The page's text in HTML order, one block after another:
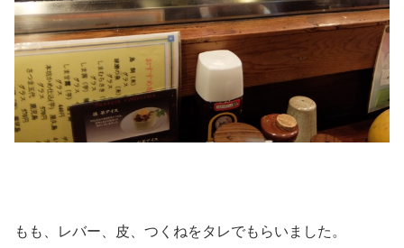
もも、レバー、皮、つくねをタレでもらいました。